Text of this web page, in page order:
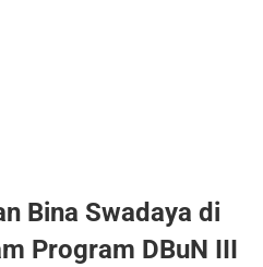
Bina Swadaya di
Program DBuN III